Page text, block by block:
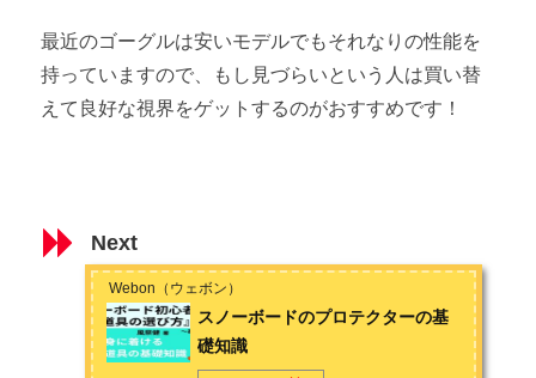
最近のゴーグルは安いモデルでもそれなりの性能を
持っていますので、もし見づらいという人は買い替
えて良好な視界をゲットするのがおすすめです！
Next
Webon（ウェボン）
スノーボードのプロテクターの基
礎知識